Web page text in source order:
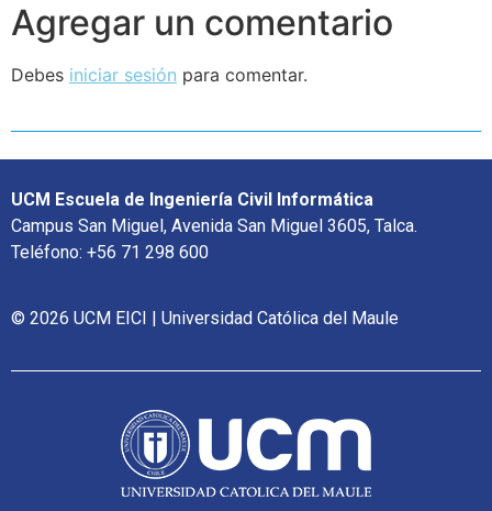
Agregar un comentario
Debes iniciar sesión para comentar.
UCM Escuela de Ingeniería Civil Informática
Campus San Miguel, Avenida San Miguel 3605, Talca.
Teléfono: +56 71 298 600
© 2026 UCM EICI | Universidad Católica del Maule